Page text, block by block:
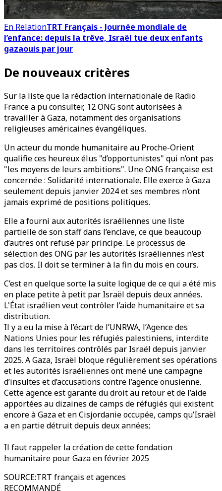
En RelationTRT Français - Journée mondiale de
l’enfance: depuis la trêve, Israël tue deux enfants
gazaouis par jour
De nouveaux critères
Sur la liste que la rédaction internationale de Radio
France a pu consulter, 12 ONG sont autorisées à
travailler à Gaza, notamment des organisations
religieuses américaines évangéliques.
Un acteur du monde humanitaire au Proche-Orient
qualifie ces heureux élus "d’opportunistes" qui n’ont pas
"les moyens de leurs ambitions". Une ONG française est
concernée : Solidarité internationale. Elle exerce à Gaza
seulement depuis janvier 2024 et ses membres n’ont
jamais exprimé de positions politiques.
Elle a fourni aux autorités israéliennes une liste
partielle de son staff dans l’enclave, ce que beaucoup
d’autres ont refusé par principe. Le processus de
sélection des ONG par les autorités israéliennes n’est
pas clos. Il doit se terminer à la fin du mois en cours.
C’est en quelque sorte la suite logique de ce qui a été mis
en place petite à petit par Israël depuis deux années.
L'État israélien veut contrôler l’aide humanitaire et sa
distribution.
Il y a eu la mise à l’écart de l’UNRWA, l’Agence des
Nations Unies pour les réfugiés palestiniens, interdite
dans les territoires contrôlés par Israël depuis janvier
2025. A Gaza, Israël bloque régulièrement ses opérations
et les autorités israéliennes ont mené une campagne
d’insultes et d’accusations contre l’agence onusienne.
Cette agence est garante du droit au retour et de l’aide
apportées au dizaines de camps de réfugiés qui existent
encore à Gaza et en Cisjordanie occupée, camps qu’Israël
a en partie détruit depuis deux années;
Il faut rappeler la création de cette fondation
humanitaire pour Gaza en février 2025
SOURCE:TRT français et agences
RECOMMANDÉ